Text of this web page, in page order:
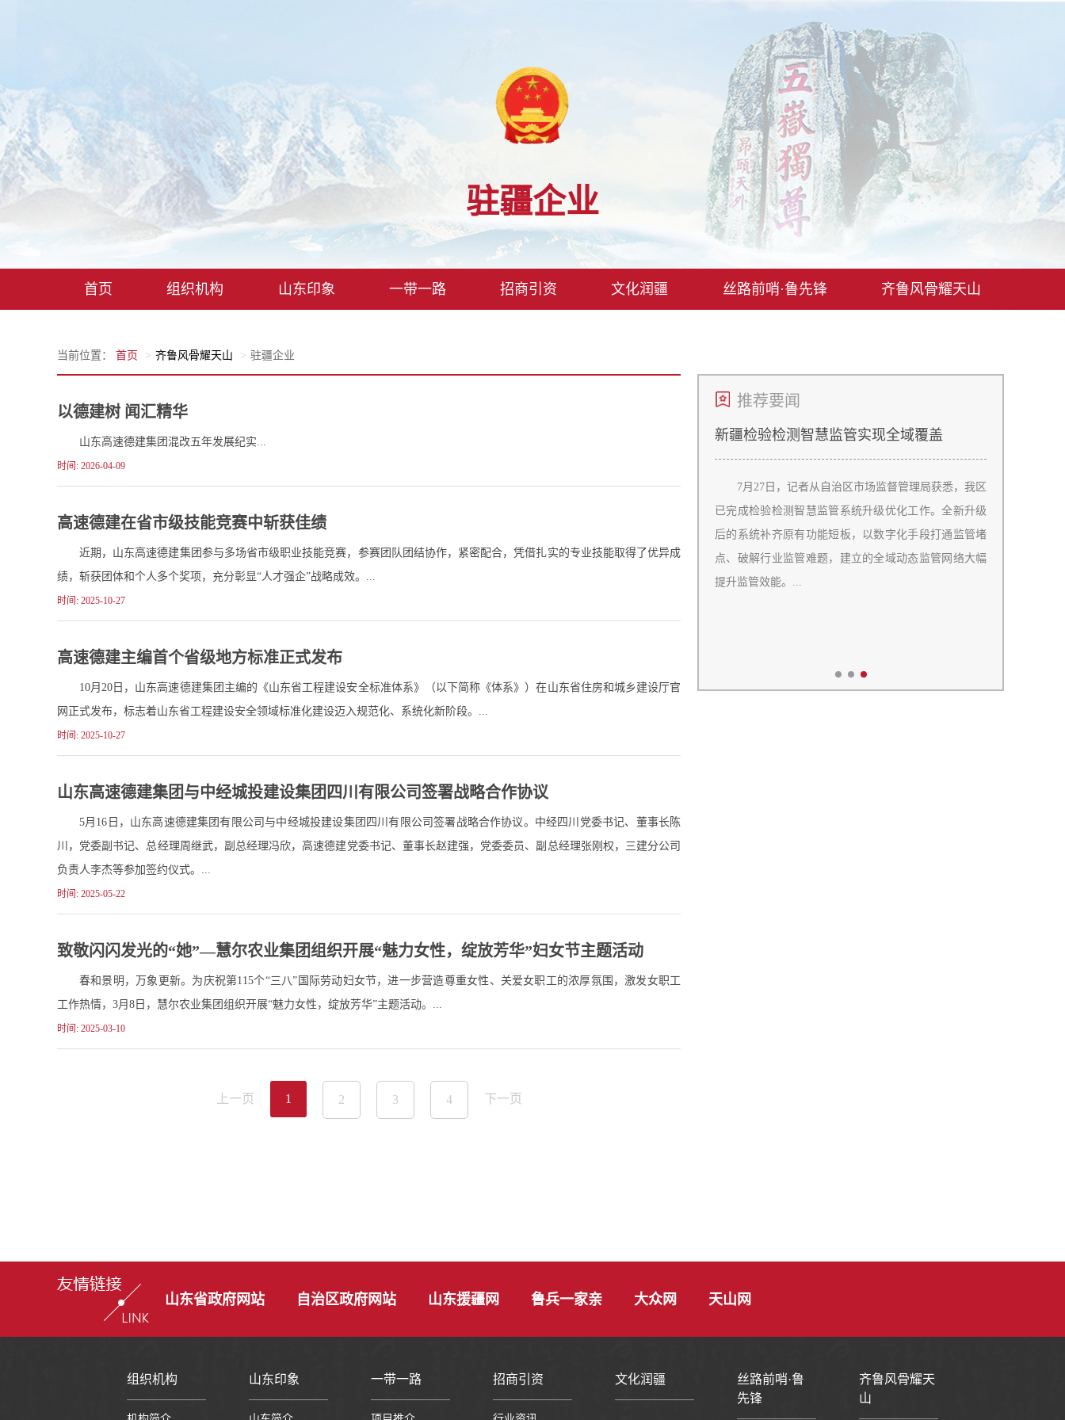
驻疆企业
首页 组织机构 山东印象 一带一路 招商引资 文化润疆 丝路前哨·鲁先锋 齐鲁风骨耀天山
当前位置： 首页 齐鲁风骨耀天山 驻疆企业
以德建树 闻汇精华
山东高速德建集团混改五年发展纪实...
时间: 2026-04-09
高速德建在省市级技能竞赛中斩获佳绩
近期，山东高速德建集团参与多场省市级职业技能竞赛，参赛团队团结协作，紧密配合，凭借扎实的专业技能取得了优异成
绩，斩获团体和个人多个奖项，充分彰显“人才强企”战略成效。...
时间: 2025-10-27
高速德建主编首个省级地方标准正式发布
10月20日，山东高速德建集团主编的《山东省工程建设安全标准体系》（以下简称《体系》）在山东省住房和城乡建设厅官
网正式发布，标志着山东省工程建设安全领域标准化建设迈入规范化、系统化新阶段。...
时间: 2025-10-27
山东高速德建集团与中经城投建设集团四川有限公司签署战略合作协议
5月16日，山东高速德建集团有限公司与中经城投建设集团四川有限公司签署战略合作协议。中经四川党委书记、董事长陈
川，党委副书记、总经理周继武，副总经理冯欣，高速德建党委书记、董事长赵建强，党委委员、副总经理张刚权，三建分公司
负责人李杰等参加签约仪式。...
时间: 2025-05-22
致敬闪闪发光的“她”—慧尔农业集团组织开展“魅力女性，绽放芳华”妇女节主题活动
春和景明，万象更新。为庆祝第115个“三八”国际劳动妇女节，进一步营造尊重女性、关爱女职工的浓厚氛围，激发女职工
工作热情，3月8日，慧尔农业集团组织开展“魅力女性，绽放芳华”主题活动。...
时间: 2025-03-10
上一页 1 2 3 4 下一页
推荐要闻
新疆吉木萨尔页岩油刷新国内钻井周期最短
纪录 7.75天完钻井深5501米
7月6日，位于新疆吉木萨尔国家级陆相页岩油示范
区的JHW91-13井顺利完钻，完钻周期7.75天，完钻井深
5501米、垂深4031米，刷新国内同井深页岩油最短钻井
周期纪录，钻井效率达到北美页岩油同类型井先进水
新疆实施工伤预防五年行动
日前，自治区人力资源和社会保
发《新疆维吾尔自治区工伤预防五
2030年）实施方案》，切实做好“十
工作，充分发挥工伤保险功能，有效
山东省政府网站 自治区政府网站 山东援疆网 鲁兵一家亲 大众网 天山网
组织机构 山东印象 一带一路 招商引资 文化润疆
丝路前哨·鲁
先锋
齐鲁风骨耀天
山